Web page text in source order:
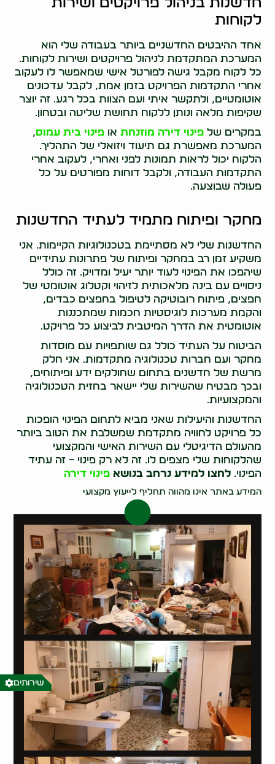
חדשנות בניהול פרויקטים ושירות
לקוחות
אחד ההיבטים החדשניים ביותר בעבודה שלי הוא
המערכת המתקדמת לניהול פרויקטים ושירות לקוחות.
כל לקוח מקבל גישה לפורטל אישי שמאפשר לו לעקוב
אחרי התקדמות הפרויקט בזמן אמת, לקבל עדכונים
אוטומטיים, ולתקשר איתי ועם הצוות בכל רגע. זה יוצר
שקיפות מלאה ונותן ללקוח תחושת שליטה ובטחון.
במקרים שלפינוי דירה מוזנחת אופינוי בית עמוס,
המערכת מאפשרת גם תיעוד ויזואלי של התהליך.
הלקוח יכול לראות תמונות לפני ואחרי, לעקוב אחרי
התקדמות העבודה, ולקבל דוחות מפורטים על כל
פעולה שבוצעה.
מחקר ופיתוח מתמיד לעתיד החדשנות
החדשנות שלי לא מסתיימת בטכנולוגיות הקיימות. אני
משקיע זמן רב במחקר ופיתוח של פתרונות עתידיים
שיהפכו את הפינוי לעוד יותר יעיל ומדויק. זה כולל
ניסויים עם בינה מלאכותית לזיהוי וקטלוג אוטומטי של
חפצים, פיתוח רובוטיקה לטיפול בחפצים כבדים,
והקמת מערכות לוגיסטיות חכמות שמתכננות
אוטומטית את הדרך המיטבית לביצוע כל פרויקט.
הביטוח על העתיד כולל גם שותפויות עם מוסדות
מחקר ועם חברות טכנולוגיה מתקדמות. אני חלק
מרשת של חדשנים בתחום שחולקים ידע ופיתוחים,
ובכך מבטיח שהשירות שלי יישאר בחזית הטכנולוגיה
והמקצועיות.
החדשנות והיעילות שאני מביא לתחום הפינוי הופכות
כל פרויקט לחוויה מתקדמת שמשלבת את הטוב ביותר
מהעולם הדיגיטלי עם השירות האישי והמקצועי
שהלקוחות שלי מצפים לו. זה לא רק פינוי – זה עתיד
הפינוי.לחצו למידע נרחב בנושאפינוי דירה
המידע באתר אינו מהווה תחליף לייעוץ מקצועי
שירותים